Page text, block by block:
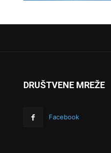
DRUŠTVENE MREŽE
Facebook